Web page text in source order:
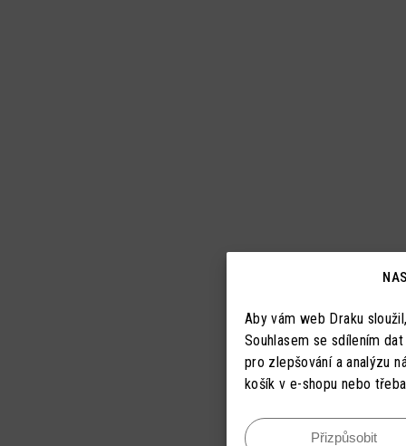
Aby vám web Draku
Souhlasem se sdílením
pro zlepšování a analýzu
košík v e-shopu nebo
Přizpůsobit